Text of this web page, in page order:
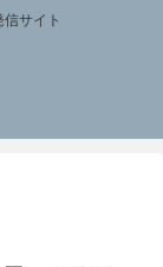
サイト